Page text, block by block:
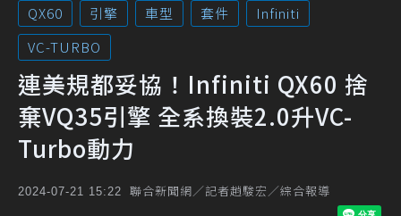
QX60 引擎 車型 套件
Infiniti
VC-TURBO
連美規都妥協！Infiniti QX60 捨
棄VQ35引擎 全系換裝2.0升VC-
Turbo動力
2024-07-21 15:22 聯合新聞網／記者趙駿宏／綜合報導